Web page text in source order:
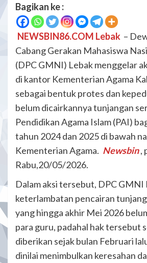
Bagikan ke :
NEWSBIN86.COM Lebak –
Cabang Gerakan Mahasiswa
(DPC GMNI) Lebak menggelar
di kantor Kementerian Agama
sebagai bentuk protes dan
belum dicairkannya tunjangan
Pendidikan Agama Islam (PAI)
tahun 2024 dan 2025 di bawah
Kementerian Agama. Newsbin ,
Rabu,20/05/2026.
Dalam aksi tersebut, DPC
keterlambatan pencairan
yang hingga akhir Mei 2026
para guru, padahal hak tersebut
diberikan sejak bulan Februari
dinilai menimbulkan keresahan